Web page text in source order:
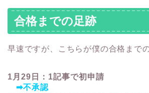
合格までの足跡
早速ですが、こちらが僕の合格まで
1月29日：1記事で初申請
➡不承認